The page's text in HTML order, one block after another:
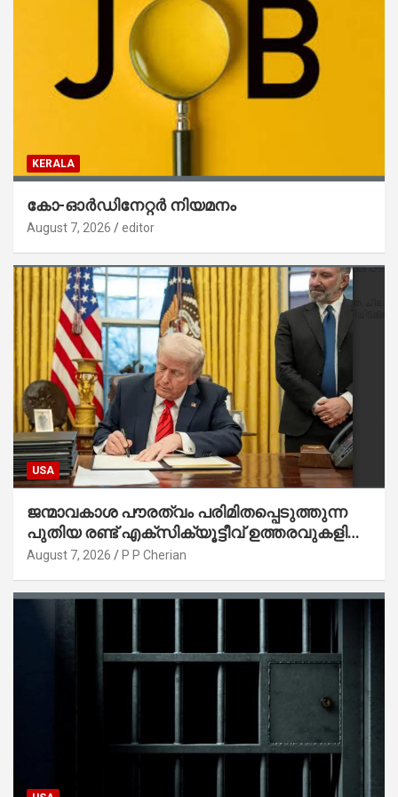
KERALA
കോ-ഓർഡിനേറ്റർ നിയമനം
August 7, 2026 editor
USA
ജന്മാവകാശ പൗരത്വം പരിമിതപ്പെടുത്തുന്ന
പുതിയ രണ്ട് എക്സിക്യൂട്ടീവ് ഉത്തരവുകളിൽ
ട്രംപ് ഒപ്പുവെച്ചു
August 7, 2026 P P Cherian